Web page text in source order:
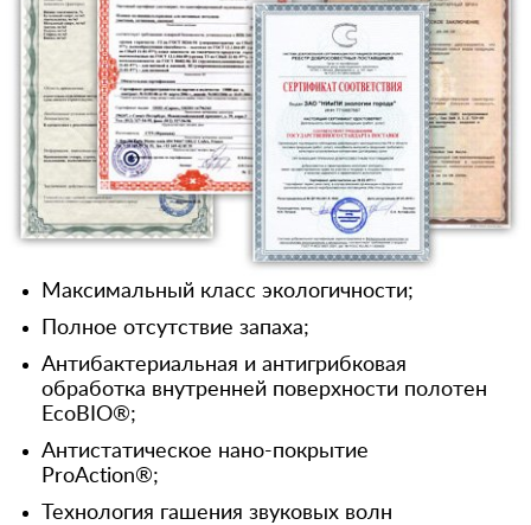
Максимальный класс экологичности;
Полное отсутствие запаха;
Антибактериальная и антигрибковая
обработка внутренней поверхности полотен
EcoBIO®;
Антистатическое нано-покрытие
ProAction®;
Технология гашения звуковых волн